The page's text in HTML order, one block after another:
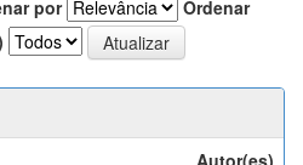
por
Ordenar
Autor(es)